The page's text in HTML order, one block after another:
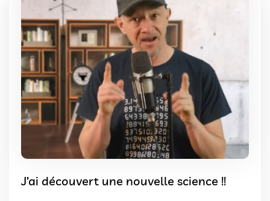
J’ai découvert une nouvelle science !!